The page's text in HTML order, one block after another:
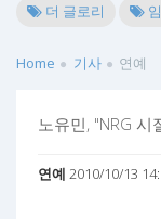
더 글로리
Home 기사 연예
노유민, "NRG
연예 2010/10/13